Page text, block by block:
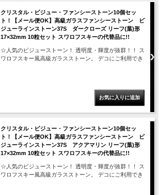
クリスタル・ビジュー・ファンシーストーン10個セッ
ト！【メール便OK】高級ガラスファンシーストーン ビ
ジューラインストーン37S ダークローズ リーフ(葉)形
17×32mm 10粒セット スワロフスキーの代替品に!!
☆人気のビジューストーン！ 透明度・輝度が抜群！！ ス
ワロフスキー風高級ガラスストーン。 デコにご利用でき
クリスタル・ビジュー・ファンシーストーン10個セッ
ト！【メール便OK】高級ガラスファンシーストーン ビ
ジューラインストーン37S アクアマリン リーフ(葉)形
17×32mm 10粒セット スワロフスキーの代替品に!!
☆人気のビジューストーン！ 透明度・輝度が抜群！！ ス
ワロフスキー風高級ガラスストーン。 デコにご利用でき